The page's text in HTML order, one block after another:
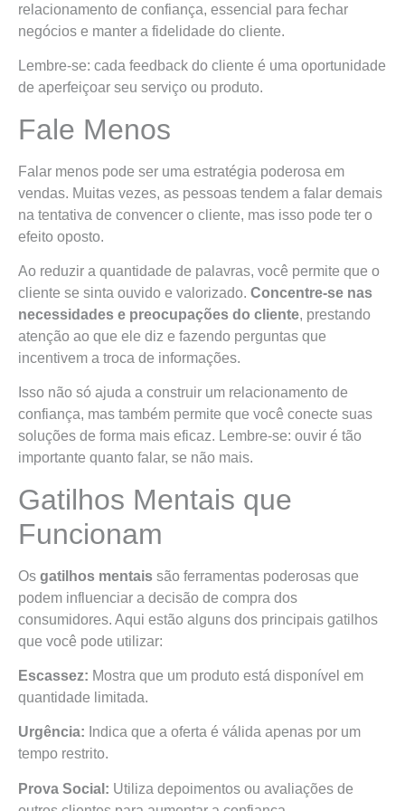
relacionamento de confiança, essencial para fechar
negócios e manter a fidelidade do cliente.
Lembre-se: cada feedback do cliente é uma oportunidade
de aperfeiçoar seu serviço ou produto.
Fale Menos
Falar menos pode ser uma estratégia poderosa em
vendas. Muitas vezes, as pessoas tendem a falar demais
na tentativa de convencer o cliente, mas isso pode ter o
efeito oposto.
Ao reduzir a quantidade de palavras, você permite que o
cliente se sinta ouvido e valorizado. Concentre-se nas
necessidades e preocupações do cliente, prestando
atenção ao que ele diz e fazendo perguntas que
incentivem a troca de informações.
Isso não só ajuda a construir um relacionamento de
confiança, mas também permite que você conecte suas
soluções de forma mais eficaz. Lembre-se: ouvir é tão
importante quanto falar, se não mais.
Gatilhos Mentais que
Funcionam
Os gatilhos mentais são ferramentas poderosas que
podem influenciar a decisão de compra dos
consumidores. Aqui estão alguns dos principais gatilhos
que você pode utilizar:
Escassez: Mostra que um produto está disponível em
quantidade limitada.
Urgência: Indica que a oferta é válida apenas por um
tempo restrito.
Prova Social: Utiliza depoimentos ou avaliações de